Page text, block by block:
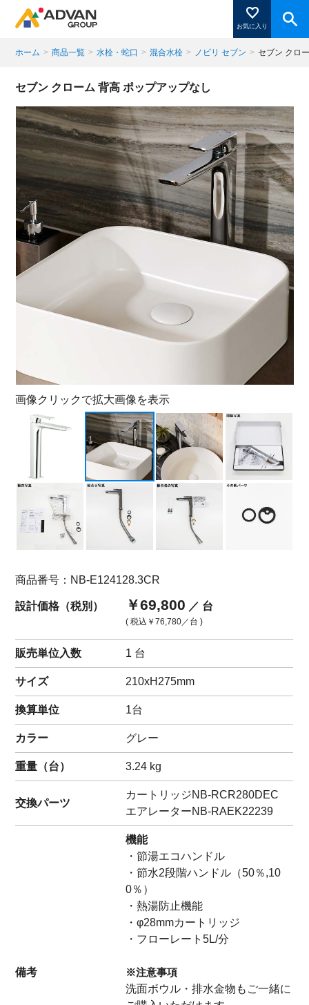
お気に入り
商品ページにある「お気に入り登録」を押すと登録した
商品がここに表示されます。
閉じる
ホーム > 商品一覧 > 水栓・蛇口 > 混合水栓 > ノビリ セブン > セブン クロ
セブン クローム 背高 ポップアップなし
画像クリックで拡大画像を表示
商品番号：NB-E124128.3CR
設計価格（税別） ￥69,800 ／ 台
( 税込 ￥76,780 ／台 )
販売単位入数 1 台
サイズ 210xH275mm
換算単位 1台
カラー グレー
重量（台） 3.24 kg
交換パーツ
カートリッジNB-RCR280DEC
エアレーターNB-RAEK22239
備考
機能
・節湯エコハンドル
・節水2段階ハンドル（50％,10
0％）
・熱湯防止機能
・φ28mmカートリッジ
・フローレート5L/分
※注意事項
洗面ボウル・排水金物もご一緒に